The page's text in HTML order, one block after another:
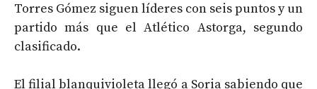
Torres Gómez siguen líderes con seis puntos y un
partido más que el Atlético Astorga, segundo
clasificado.
El filial blanquivioleta llegó a Soria sabiendo que